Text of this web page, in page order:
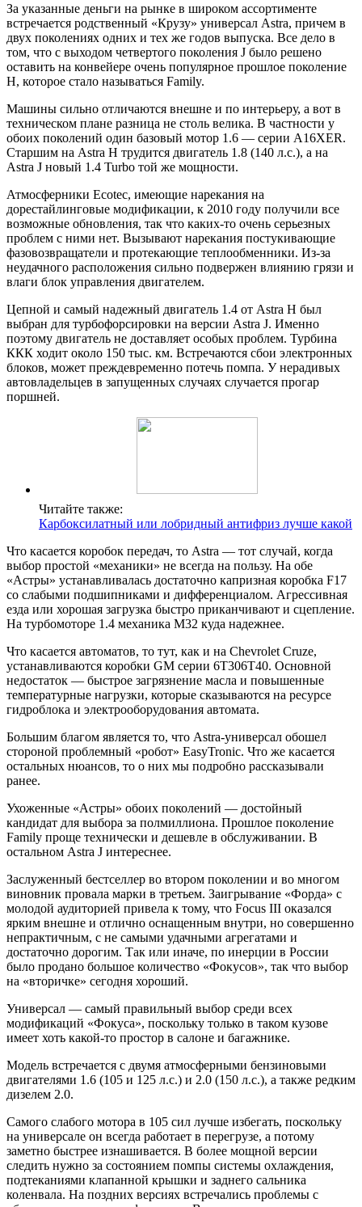
За указанные деньги на рынке в широком ассортименте
встречается родственный «Крузу» универсал Astra, причем в
двух поколениях одних и тех же годов выпуска. Все дело в
том, что с выходом четвертого поколения J было решено
оставить на конвейере очень популярное прошлое поколение
H, которое стало называться Family.
Машины сильно отличаются внешне и по интерьеру, а вот в
техническом плане разница не столь велика. В частности у
обоих поколений один базовый мотор 1.6 — серии А16XER.
Старшим на Astra H трудится двигатель 1.8 (140 л.с.), а на
Astra J новый 1.4 Turbo той же мощности.
Атмосферники Ecotec, имеющие нарекания на
дорестайлинговые модификации, к 2010 году получили все
возможные обновления, так что каких-то очень серьезных
проблем с ними нет. Вызывают нарекания постукивающие
фазовозвращатели и протекающие теплообменники. Из-за
неудачного расположения сильно подвержен влиянию грязи и
влаги блок управления двигателем.
Цепной и самый надежный двигатель 1.4 от Astra H был
выбран для турбофорсировки на версии Astra J. Именно
поэтому двигатель не доставляет особых проблем. Турбина
ККК ходит около 150 тыс. км. Встречаются сбои электронных
блоков, может преждевременно потечь помпа. У нерадивых
автовладельцев в запущенных случаях случается прогар
поршней.
Читайте также:
Карбоксилатный или лобридный антифриз лучше какой
Что касается коробок передач, то Astra — тот случай, когда
выбор простой «механики» не всегда на пользу. На обе
«Астры» устанавливалась достаточно капризная коробка F17
со слабыми подшипниками и дифференциалом. Агрессивная
езда или хорошая загрузка быстро приканчивают и сцепление.
На турбомоторе 1.4 механика M32 куда надежнее.
Что касается автоматов, то тут, как и на Chevrolet Cruze,
устанавливаются коробки GM серии 6T306T40. Основной
недостаток — быстрое загрязнение масла и повышенные
температурные нагрузки, которые сказываются на ресурсе
гидроблока и электрооборудования автомата.
Большим благом является то, что Astra-универсал обошел
стороной проблемный «робот» EasyTronic. Что же касается
остальных нюансов, то о них мы подробно рассказывали
ранее.
Ухоженные «Астры» обоих поколений — достойный
кандидат для выбора за полмиллиона. Прошлое поколение
Family проще технически и дешевле в обслуживании. В
остальном Astra J интереснее.
Заслуженный бестселлер во втором поколении и во многом
виновник провала марки в третьем. Заигрывание «Форда» с
молодой аудиторией привела к тому, что Focus III оказался
ярким внешне и отлично оснащенным внутри, но совершенно
непрактичным, с не самыми удачными агрегатами и
достаточно дорогим. Так или иначе, по инерции в России
было продано большое количество «Фокусов», так что выбор
на «вторичке» сегодня хороший.
Универсал — самый правильный выбор среди всех
модификаций «Фокуса», поскольку только в таком кузове
имеет хоть какой-то простор в салоне и багажнике.
Модель встречается с двумя атмосферными бензиновыми
двигателями 1.6 (105 и 125 л.с.) и 2.0 (150 л.с.), а также редким
дизелем 2.0.
Самого слабого мотора в 105 сил лучше избегать, поскольку
на универсале он всегда работает в перегрузе, а потому
заметно быстрее изнашивается. В более мощной версии
следить нужно за состоянием помпы системы охлаждения,
подтеканиями клапанной крышки и заднего сальника
коленвала. На поздних версиях встречались проблемы с